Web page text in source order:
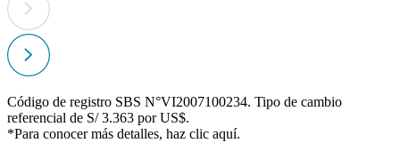
Código de registro SBS N°VI2007100234. Tipo de cambio
referencial de S/ 3.363 por US$.
*Para conocer más detalles, haz clic aquí.